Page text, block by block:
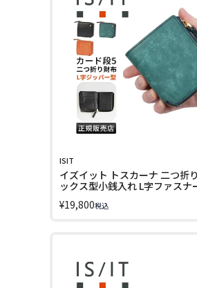
ISIT
イズイット トスカーナ 二つ折
ックス型小銭入れ L字ファスナ
¥19,800税込